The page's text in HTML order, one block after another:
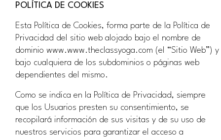
POLÍTICA DE COOKIES
Esta Política de Cookies, forma parte de la Política de
Privacidad del sitio web alojado bajo el nombre de
dominio www.www.theclassyoga.com (el “Sitio Web”) y
bajo cualquiera de los subdominios o páginas web
dependientes del mismo.
Como se indica en la Política de Privacidad, siempre
que los Usuarios presten su consentimiento, se
recopilará información de sus visitas y de su uso de
nuestros servicios para garantizar el acceso a